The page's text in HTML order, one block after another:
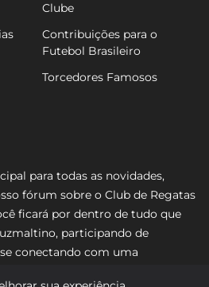
Clube
Contribuições para o
Futebol Brasileiro
Torcedores Famosos
para todas as novidades,
fórum sobre o Club de Regatas
ficará por dentro de tudo que
participando de
conectando com uma